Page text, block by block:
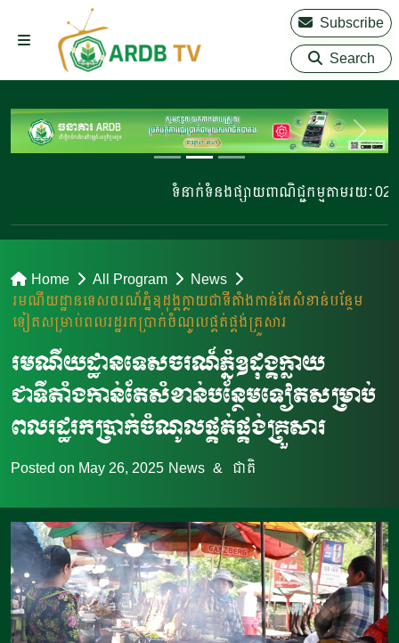
Subscribe
Search
ទំនាក់ទំនងផ្សាយពាណិជ្ជកម្មតាមរយៈ 023
Home All Program
News
រមណីយដ្ឋាន​ទេសចរណ៍​ភ្នំឧដុង្គ​ក្លាយជាទីតំាងកាន់តែសំខាន់បន្ថែម
ទៀត​​សម្រាប់ពលរដ្ឋ​រកប្រាក់ចំណូលផ្គត់ផ្គង់គ្រួសារ
រមណីយដ្ឋាន​ទេសចរណ៍​ភ្នំឧដុង្គ​ក្លាយ
ជាទីតំាងកាន់តែសំខាន់បន្ថែមទៀត​​សម្រាប់
ពលរដ្ឋ​រកប្រាក់ចំណូលផ្គត់ផ្គង់គ្រួសារ
Posted on May 26, 2025 News & ជាតិ